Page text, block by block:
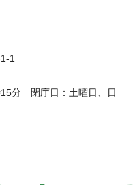
1-1
15分 閉庁日：土曜日、日